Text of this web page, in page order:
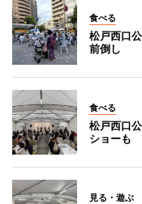
食べる
松戸西口
前倒し
食べる
松戸西口
ショーも
見る・遊ぶ